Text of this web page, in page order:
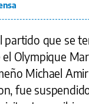
partido que se
Olympique
Michael
fue